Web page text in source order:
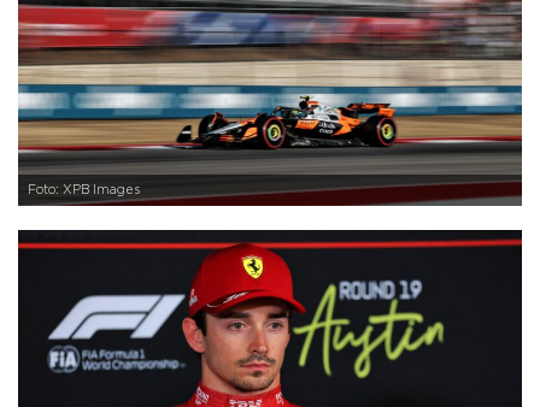
Foto: XPB Images